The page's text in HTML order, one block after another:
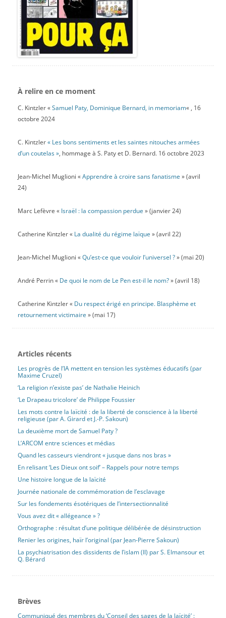
À relire en ce moment
C. Kintzler «Samuel Paty, Dominique Bernard, in memoriam« , 16
octobre 2024
C. Kintzler« Les bons sentiments et les saintes nitouches armées
d’un coutelas », hommage à S. Paty et D. Bernard. 16 octobre 2023
Jean-Michel Muglioni «Apprendre à croire sans fanatisme » (avril
24)
Marc Lefèvre « Israël : la compassion perdue » (janvier 24)
Catherine Kintzler « La dualité du régime laïque » (avril 22)
Jean-Michel Muglioni «Qu’est-ce que vouloir l’universel ?» (mai 20)
André Perrin « De quoi le nom de Le Pen est-il le nom?» (avril 18)
Catherine Kintzler « Du respect érigé en principe. Blasphème et
retournement victimaire » (mai 17)
Articles récents
Les progrès de l’IA mettent en tension les systèmes éducatifs (par
Maxime Cruzel)
‘La religion n’existe pas’ de Nathalie Heinich
‘Le Drapeau tricolore’ de Philippe Foussier
Les mots contre la laïcité : de la liberté de conscience à la liberté
religieuse (par A. Girard et J.-P. Sakoun)
La deuxième mort de Samuel Paty ?
L’ARCOM entre sciences et médias
Quand les casseurs viendront « jusque dans nos bras »
En relisant ‘Les Dieux ont soif’ – Rappels pour notre temps
Une histoire longue de la laïcité
Journée nationale de commémoration de l’esclavage
Sur les fondements ésotériques de l’intersectionnalité
Vous avez dit « allégeance » ?
Orthographe : résultat d’une politique délibérée de désinstruction
Renier les origines, haïr l’original (par Jean-Pierre Sakoun)
La psychiatrisation des dissidents de l’islam (II) par S. Elmansour et
Q. Bérard
Brèves
Communiqué des membres du ‘Conseil des sages de la laïcité’ :